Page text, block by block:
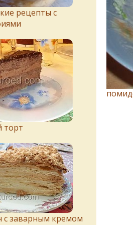
рецепты с
торт
с заварным кремом